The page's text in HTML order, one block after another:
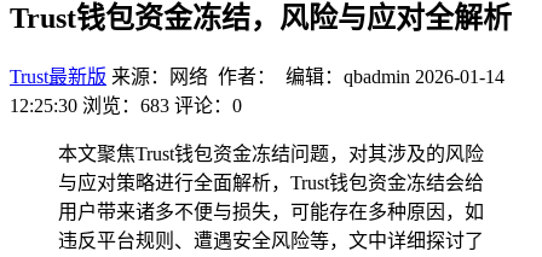
Trust钱包资金冻结，风险与应对全解析
Trust最新版 来源：网络 作者： 编辑：qbadmin 2026-01-14
12:25:30 浏览：683 评论：0
本文聚焦Trust钱包资金冻结问题，对其涉及的风险
与应对策略进行全面解析，Trust钱包资金冻结会给
用户带来诸多不便与损失，可能存在多种原因，如
违反平台规则、遭遇安全风险等，文中详细探讨了